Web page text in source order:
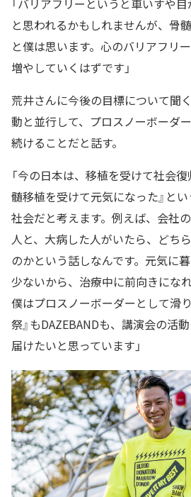
と思われるかもしれませんが、骨
と僕は思います。心のバリアフリ
増やしていくはずです」
荒井さんに今後の目標について聞
動と並行して、プロスノーボーダ
続けることだと話す。
「今の日本は、移植を受けて社会
髄移植を受けて元気になった』と
社会だと考えます。例えば、会社
人と、大病した人がいたら、どち
のかという話しなんです。元気に
少ないから、治療中に前向きにな
僕はプロスノーボーダーとして滑
祭』もDAZEBANDも、講演会の活
届けたいと思っています」